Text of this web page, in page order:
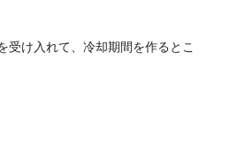
受け入れて、冷却期間を作るとこ